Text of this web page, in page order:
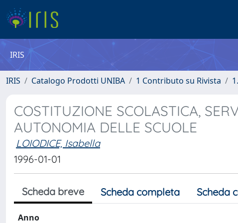
IRIS
IRIS Catalogo Prodotti UNIBA 1 Contributo su Rivista
COSTITUZIONE SCOLASTICA,
AUTONOMIA DELLE SCUOLE
LOIODICE, Isabella
1996-01-01
Scheda breve Scheda completa Scheda
Anno